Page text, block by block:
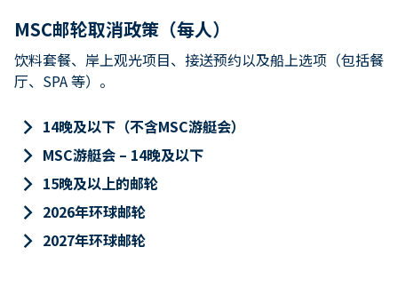
MSC邮轮取消政策（每人）
饮料套餐、岸上观光项目、接送预约以及船上选项（包括餐
厅、SPA 等）。
keyboard_arrow_right 14晚及以下（不含MSC游艇会）
keyboard_arrow_right MSC游艇会 – 14晚及以下
keyboard_arrow_right 15晚及以上的邮轮
keyboard_arrow_right 2026年环球邮轮
keyboard_arrow_right 2027年环球邮轮